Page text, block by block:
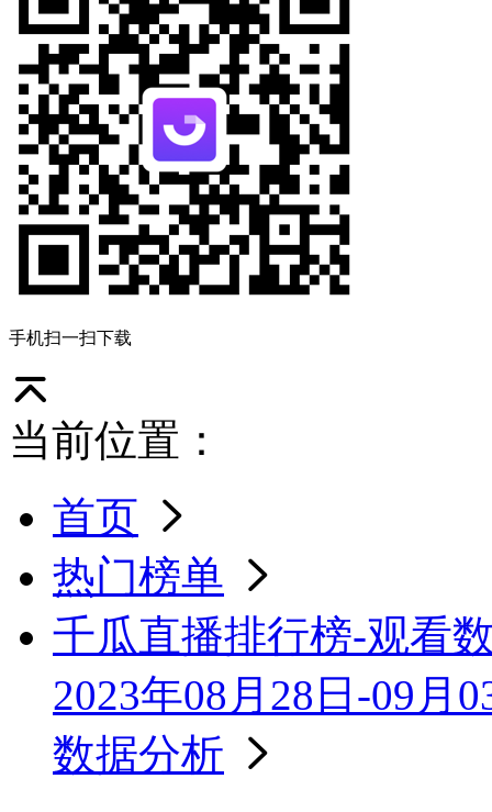
手机扫一扫下载
当前位置：
首页
热门榜单
千瓜直播排行榜-观看
2023年08月28日-09月
数据分析